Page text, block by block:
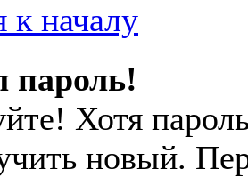
к началу
пароль!
Хотя
новый.